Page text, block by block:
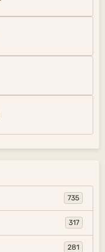
735
317
281